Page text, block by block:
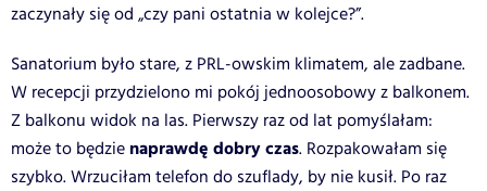
zaczynały się od „czy pani ostatnia w kolejce?”.
Sanatorium było stare, z PRL-owskim klimatem, ale zadbane.
W recepcji przydzielono mi pokój jednoosobowy z balkonem.
Z balkonu widok na las. Pierwszy raz od lat pomyślałam:
może to będzie naprawdę dobry czas. Rozpakowałam się
szybko. Wrzuciłam telefon do szuflady, by nie kusił. Po raz